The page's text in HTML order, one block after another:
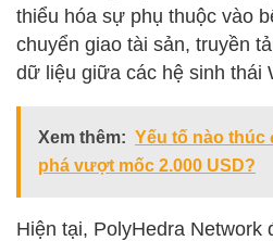
thiểu hóa sự phụ thuộc vào
chuyển giao tài sản, truyền
dữ liệu giữa các hệ sinh thái
Xem thêm: Yếu tố nào thúc
phá vượt mốc 2.000 USD?
Hiện tại, PolyHedra Network